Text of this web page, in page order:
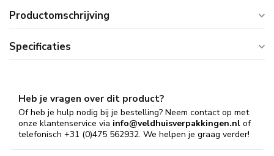
Productomschrijving
Specificaties
Heb je vragen over dit product?
Of heb je hulp nodig bij je bestelling? Neem contact op met
onze klantenservice via info@veldhuisverpakkingen.nl of
telefonisch +31 (0)475 562932. We helpen je graag verder!